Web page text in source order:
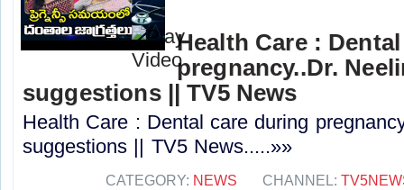
Health Care :
pregnancy..Dr.
suggestions || TV5 News
Health Care : Dental care during
suggestions || TV5 News.....»»
CATEGORY: NEWS CHANNEL: